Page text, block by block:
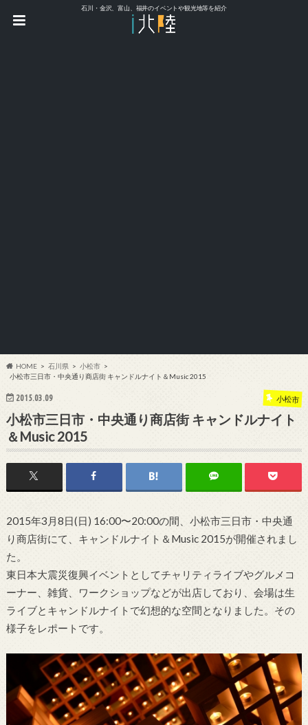
石川・金沢、富山、福井のイベントや観光地等を紹介
HOME 石川県
小松市
小松市三日市・中央通り商店街 キャンドルナイト＆Music 2015
2015.03.09 小松市
小松市三日市・中央通り商店街 キャンドルナイト
＆Music 2015
2015年3月8日(日) 16:00〜20:00の間、小松市三日市・中央通
り商店街にて、キャンドルナイト＆Music 2015が開催されまし
た。
東日本大震災復興イベントとしてチャリティライブやグルメコ
ーナー、雑貨、ワークショップなどが出店しており、会場は生
ライブとキャンドルナイトで幻想的な空間となりました。その
様子をレポートです。